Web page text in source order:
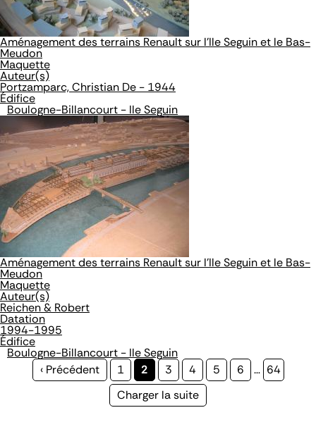
Aménagement des terrains Renault sur l'Ile Seguin et le Bas-
Meudon
Maquette
Auteur(s)
Portzamparc, Christian De - 1944
Édifice
Boulogne-Billancourt - Ile Seguin
Aménagement des terrains Renault sur l'Ile Seguin et le Bas-
Meudon
Maquette
Auteur(s)
Reichen & Robert
Datation
1994-1995
Édifice
Boulogne-Billancourt - Ile Seguin
Page
‹ Précédent Page
1
Page
courante
2 Page
3 Page
4 Page
5 Page
6 … Page
64
Page
Charger la suite